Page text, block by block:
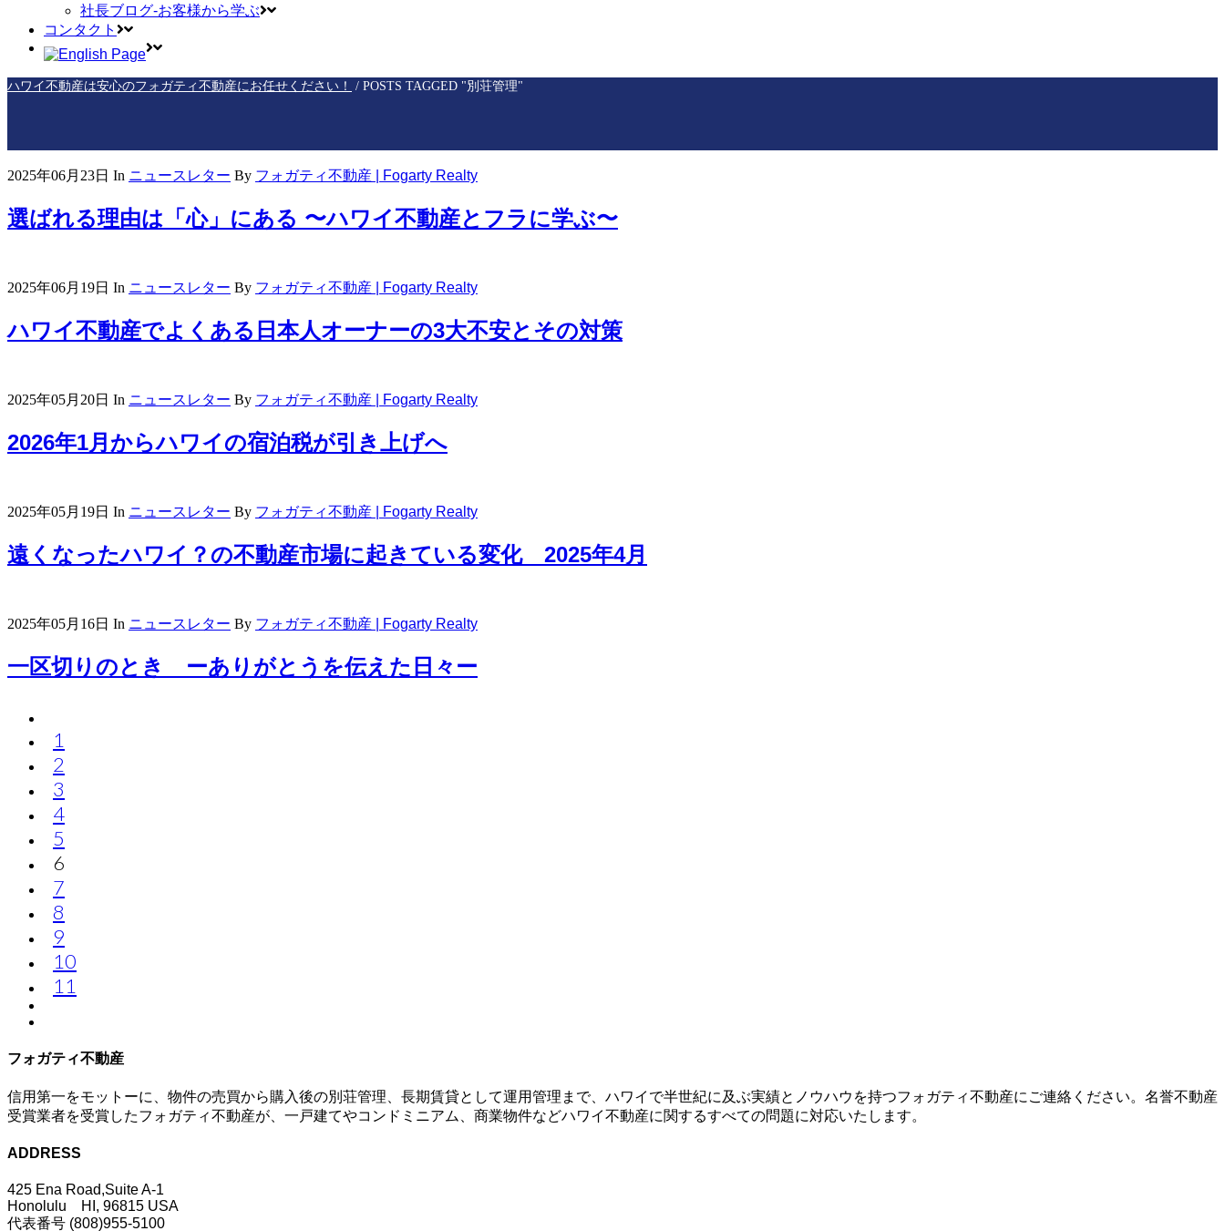
社長ブログ-お客様から学ぶ
コンタクト
ハワイ不動産は安心のフォガティ不動産にお任せください！ / POSTS TAGGED "別荘管理"
2025年06月23日 In ニュースレター By フォガティ不動産 | Fogarty Realty
選ばれる理由は「心」にある 〜ハワイ不動産とフラに学ぶ〜
2025年06月19日 In ニュースレター By フォガティ不動産 | Fogarty Realty
ハワイ不動産でよくある日本人オーナーの3大不安とその対策
2025年05月20日 In ニュースレター By フォガティ不動産 | Fogarty Realty
2026年1月からハワイの宿泊税が引き上げへ
2025年05月19日 In ニュースレター By フォガティ不動産 | Fogarty Realty
遠くなったハワイ？の不動産市場に起きている変化 2025年4月
2025年05月16日 In ニュースレター By フォガティ不動産 | Fogarty Realty
一区切りのとき ーありがとうを伝えた日々ー
1
2
3
4
5
6
7
8
9
10
11
フォガティ不動産
信用第一をモットーに、物件の売買から購入後の別荘管理、長期賃貸として運用管理まで、ハワイで半世紀に及ぶ実績とノウハウを持つフォガティ不動産にご連絡ください。名誉不動産
受賞業者を受賞したフォガティ不動産が、一戸建てやコンドミニアム、商業物件などハワイ不動産に関するすべての問題に対応いたします。
ADDRESS
425 Ena Road,Suite A-1
Honolulu HI, 96815 USA
代表番号 (808)955-5100